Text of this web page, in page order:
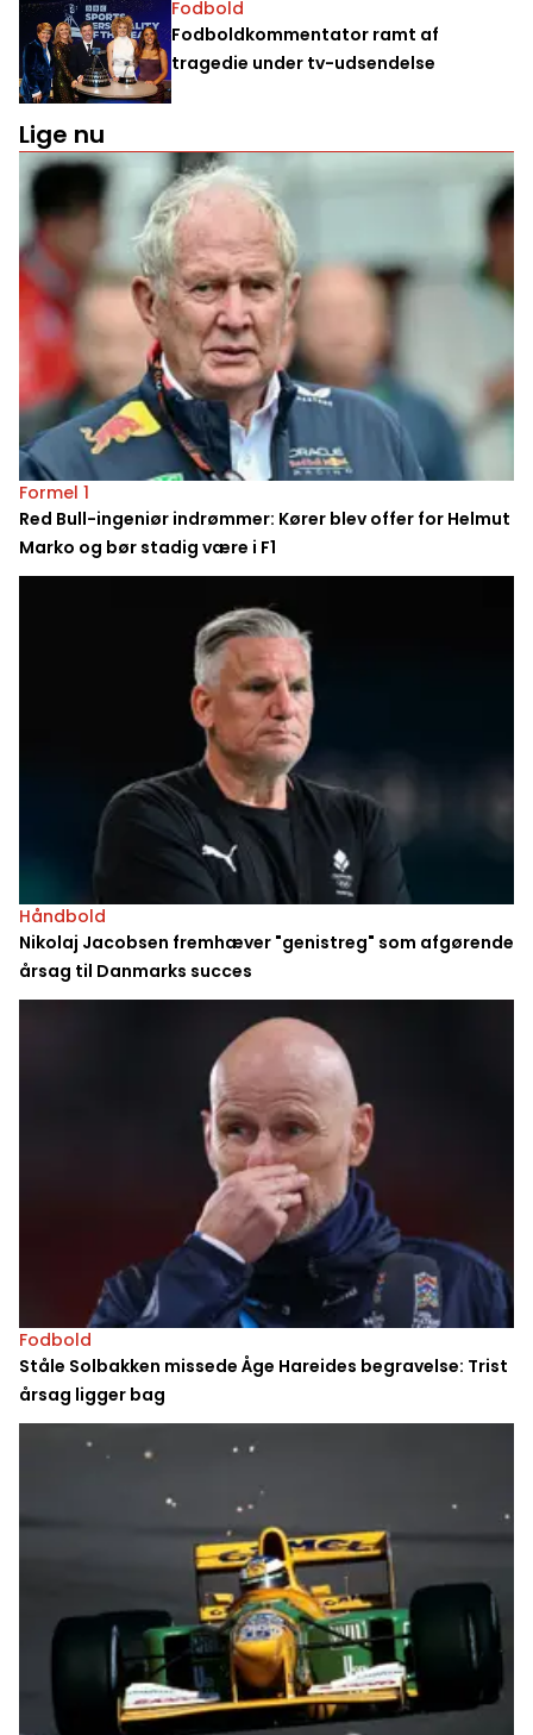
Fodbold
Fodboldkommentator ramt af
tragedie under tv-udsendelse
Lige nu
Formel 1
Red Bull-ingeniør indrømmer: Kører blev offer for Helmut
Marko og bør stadig være i F1
Håndbold
Nikolaj Jacobsen fremhæver "genistreg" som afgørende
årsag til Danmarks succes
Fodbold
Ståle Solbakken missede Åge Hareides begravelse: Trist
årsag ligger bag